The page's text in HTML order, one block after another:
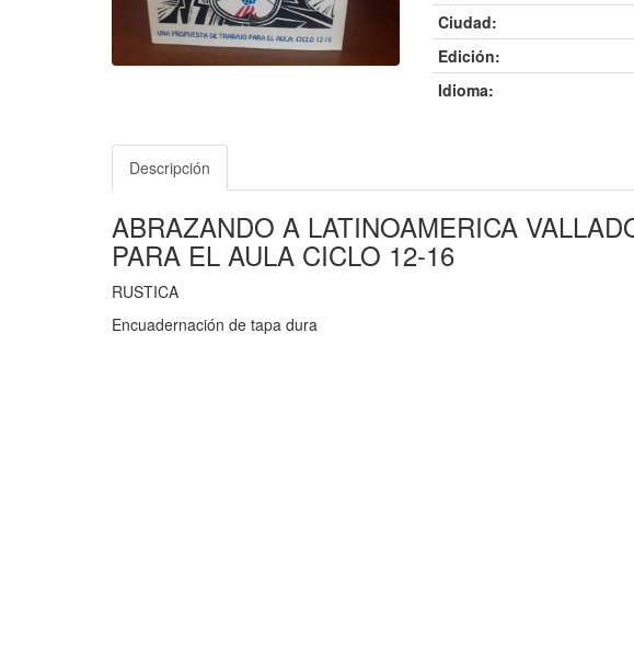
Ciudad:
Edición:
Idioma:
Descripción
ABRAZANDO A LATINOAMERICA
PARA EL AULA CICLO 12-16
RUSTICA
Encuadernación de tapa dura